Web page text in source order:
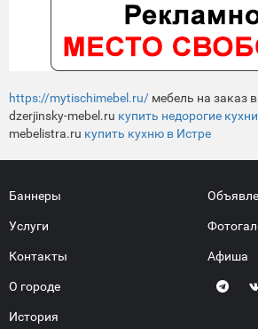
https://mytischimebel.ru/ мебель на заказ
dzerjinsky-mebel.ru купить недорогие
mebelistra.ru купить кухню в Истре
Баннеры
Услуги
Контакты
О городе
История
Афиша